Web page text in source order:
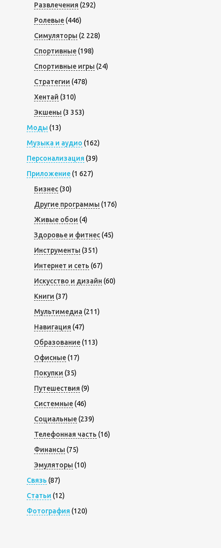
Развлечения (292)
Ролевые(446)
Симуляторы (2 228)
Спортивные(198)
Спортивные игры (24)
Стратегии (478)
Хентай (310)
Экшены (3 353)
Моды (13)
Музыка и аудио (162)
Персонализация (39)
Приложение(1 627)
Бизнес(30)
Другие программы (176)
Живые обои (4)
Здоровье и фитнес(45)
Инструменты (351)
Интернет и сеть (67)
Искусство и дизайн (60)
Книги (37)
Мультимедиа (211)
Навигация (47)
Образование(113)
Офисные(17)
Покупки (35)
Путешествия (9)
Системные(46)
Социальные(239)
Телефонная часть (16)
Финансы (75)
Эмуляторы (10)
Связь (87)
Статьи (12)
Фотография (120)